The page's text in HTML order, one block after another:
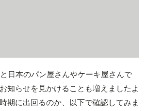
日本のパン屋さんやケーキ屋さんで
知らせを見かけることも増えましたよ
期に出回るのか、以下で確認してみま